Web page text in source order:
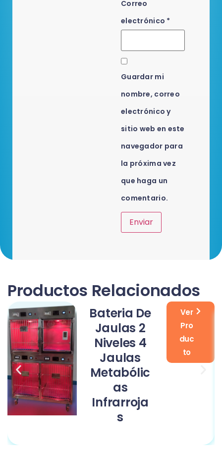
Correo
electrónico *
Guardar mi
nombre, correo
electrónico y
sitio web en este
navegador para
la próxima vez
que haga un
comentario.
Productos Relacionados
Bateria De
Jaulas 2
Niveles 4
Jaulas
Metabólic
As
Infrarroja
S
Ver
Pro
duc
to